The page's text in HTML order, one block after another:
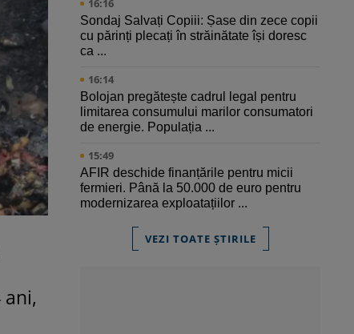
16:16
Sondaj Salvați Copiii: Șase din zece copii
cu părinți plecați în străinătate își doresc
ca ...
16:14
Bolojan pregătește cadrul legal pentru
limitarea consumului marilor consumatori
de energie. Populația ...
15:49
AFIR deschide finanțările pentru micii
fermieri. Până la 50.000 de euro pentru
modernizarea exploatațiilor ...
VEZI TOATE ȘTIRILE